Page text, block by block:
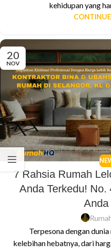
kehidupan yang
20
NOV
7 Rahsia Rumah
Anda Terkedu! No.
Anda
Terpesona dengan
kelebihan hebatnya, dari